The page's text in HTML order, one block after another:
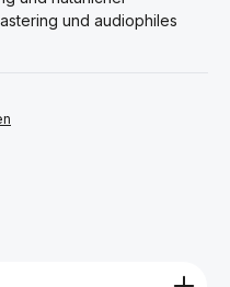
und audiophiles
Wert ein